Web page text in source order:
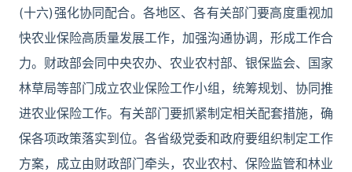
(十六)强化协同配合。各地区、各有关部门要高度重视加
快农业保险高质量发展工作，加强沟通协调，形成工作合
力。财政部会同中央农办、农业农村部、银保监会、国家
林草局等部门成立农业保险工作小组，统筹规划、协同推
进农业保险工作。有关部门要抓紧制定相关配套措施，确
保各项政策落实到位。各省级党委和政府要组织制定工作
方案，成立由财政部门牵头，农业农村、保险监管和林业